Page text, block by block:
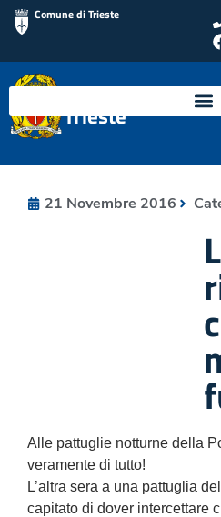
Comune di Trieste
Polizia Locale di
Trieste
21 Novembre 2016
Alle pattuglie notturne della
veramente di tutto!
L’altra sera a una pattuglia
capitato di dover intercettare